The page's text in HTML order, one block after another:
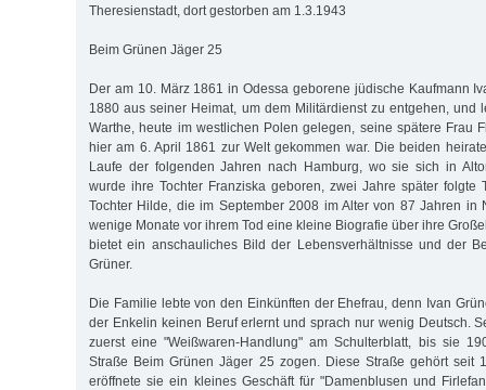
Theresienstadt, dort gestorben am 1.3.1943
Beim Grünen Jäger 25
Der am 10. März 1861 in Odessa geborene jüdische Kaufmann
1880 aus seiner Heimat, um dem Militärdienst zu entgehen, und
Warthe, heute im westlichen Polen gelegen, seine spätere Frau
hier am 6. April 1861 zur Welt gekommen war. Die beiden
Laufe der folgenden Jahren nach Hamburg, wo sie sich in
wurde ihre Tochter Franziska geboren, zwei Jahre später folgte
Tochter Hilde, die im September 2008 im Alter von 87 Jahren in
wenige Monate vor ihrem Tod eine kleine Biografie über ihre
bietet ein anschauliches Bild der Lebensverhältnisse und der
Grüner.
Die Familie lebte von den Einkünften der Ehefrau, denn Ivan
der Enkelin keinen Beruf erlernt und sprach nur wenig Deutsch.
zuerst eine "Weißwaren-Handlung" am Schulterblatt, bis sie
Straße Beim Grünen Jäger 25 zogen. Diese Straße gehört seit
eröffnete sie ein kleines Geschäft für "Damenblusen und